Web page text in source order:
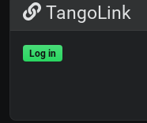
TangoLink
Log in